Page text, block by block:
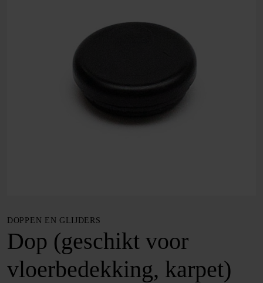
DOPPEN EN GLIJDERS
Dop (geschikt voor
vloerbedekking, karpet)